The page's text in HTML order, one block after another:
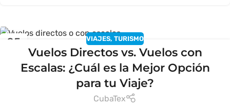
05 VIAJES, TURISMO
Vuelos Directos vs. Vuelos con
Escalas: ¿Cuál es la Mejor Opción
para tu Viaje?
CubaTex